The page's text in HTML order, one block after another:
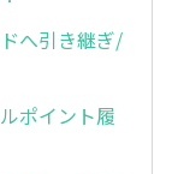
へ引き継ぎ/
ポイント履